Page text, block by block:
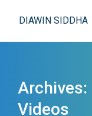
DIAWIN SIDDHA
Archives:
Videos